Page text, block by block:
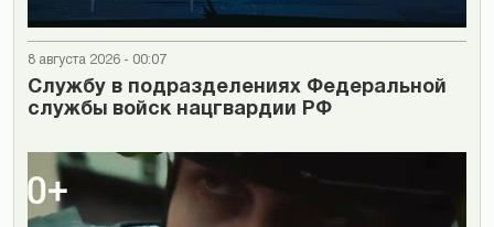
8 августа 2026 - 00:07
Cлужбу в подразделениях Федеральной
службы войск нацгвардии РФ